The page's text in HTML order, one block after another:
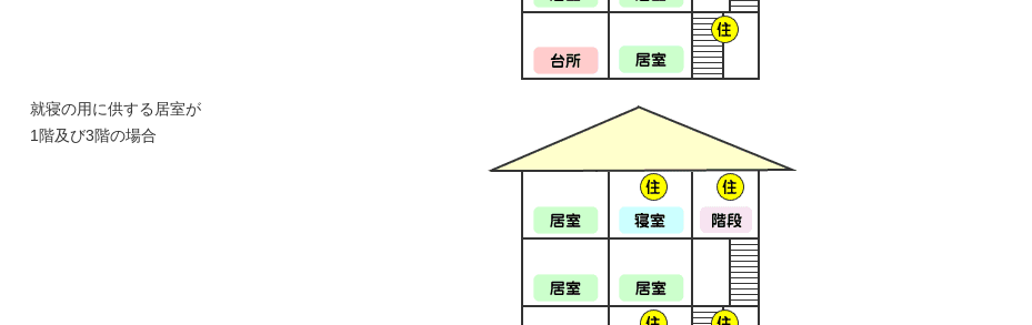
就寝の用に供する居室が
1階及び3階の場合